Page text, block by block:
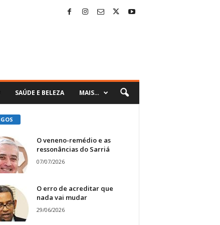
SAÚDE E BELEZA MAIS…
O veneno-remédio e as
ressonâncias do Sarriá
07/07/2026
O erro de acreditar que
nada vai mudar
29/06/2026